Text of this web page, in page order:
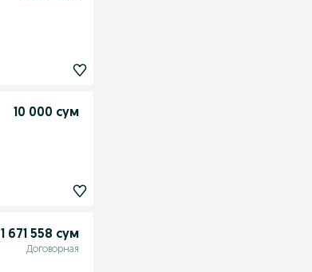
10 000 сум
1 671 558 сум
Договорная